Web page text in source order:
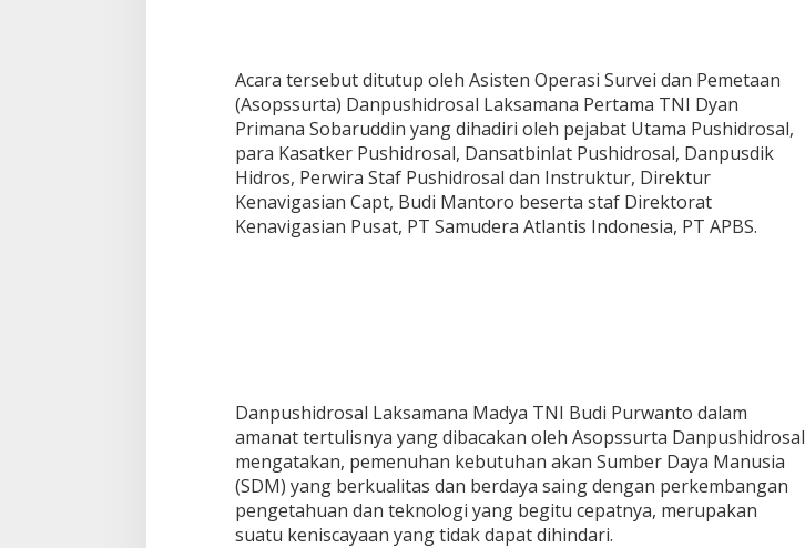
Acara tersebut ditutup oleh Asisten Operasi Survei dan Pemetaan
(Asopssurta) Danpushidrosal Laksamana Pertama TNI Dyan
Primana Sobaruddin yang dihadiri oleh pejabat Utama Pushidrosal,
para Kasatker Pushidrosal, Dansatbinlat Pushidrosal, Danpusdik
Hidros, Perwira Staf Pushidrosal dan Instruktur, Direktur
Kenavigasian Capt, Budi Mantoro beserta staf Direktorat
Kenavigasian Pusat, PT Samudera Atlantis Indonesia, PT APBS.
Danpushidrosal Laksamana Madya TNI Budi Purwanto dalam
amanat tertulisnya yang dibacakan oleh Asopssurta Danpushidrosal
mengatakan, pemenuhan kebutuhan akan Sumber Daya Manusia
(SDM) yang berkualitas dan berdaya saing dengan perkembangan
pengetahuan dan teknologi yang begitu cepatnya, merupakan
suatu keniscayaan yang tidak dapat dihindari.